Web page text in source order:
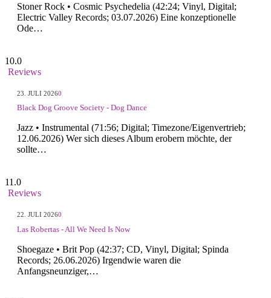
Stoner Rock • Cosmic Psychedelia (42:24; Vinyl, Digital;
Electric Valley Records; 03.07.2026) Eine konzeptionelle
Ode…
10.0
Reviews
23. JULI 20260
Black Dog Groove Society - Dog Dance
Jazz • Instrumental (71:56; Digital; Timezone/Eigenvertrieb;
12.06.2026) Wer sich dieses Album erobern möchte, der
sollte…
11.0
Reviews
22. JULI 20260
Las Robertas - All We Need Is Now
Shoegaze • Brit Pop (42:37; CD, Vinyl, Digital; Spinda
Records; 26.06.2026) Irgendwie waren die
Anfangsneunziger,…